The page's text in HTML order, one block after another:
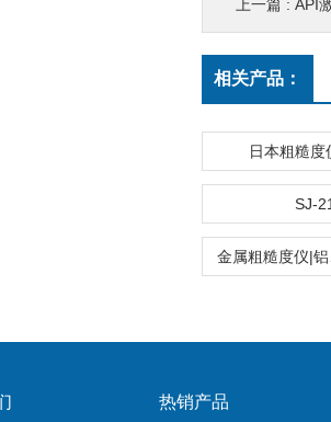
上一篇 : API
相关产品：
日本粗糙度
SJ-
金属粗糙度仪|
热销产品